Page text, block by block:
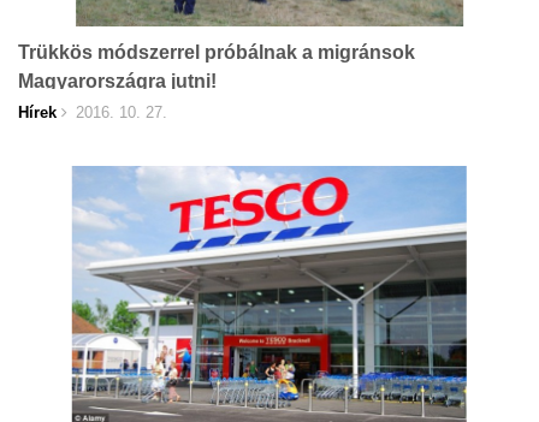
Trükkös módszerrel próbálnak a migránsok
Magyarországra jutni!
Hírek 2016. 10. 27.